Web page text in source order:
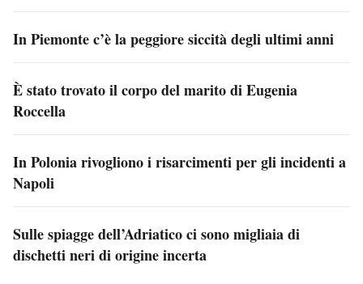
In Piemonte c’è la peggiore siccità degli ultimi anni
È stato trovato il corpo del marito di Eugenia
Roccella
In Polonia rivogliono i risarcimenti per gli incidenti a
Napoli
Sulle spiagge dell’Adriatico ci sono migliaia di
dischetti neri di origine incerta